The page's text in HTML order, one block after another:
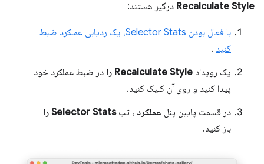
Recalculate Style درگیر هستند:
با فعال بودن Selector Stats، یک ردیابی عملکرد ضبط
کنید .
یک رویداد Recalculate Style را
در ضبط عملکرد خود
پیدا کنید و روی آن کلیک کنید.
در قسمت پایین پنل عملکرد ، تبSelector Stats را
باز کنید.